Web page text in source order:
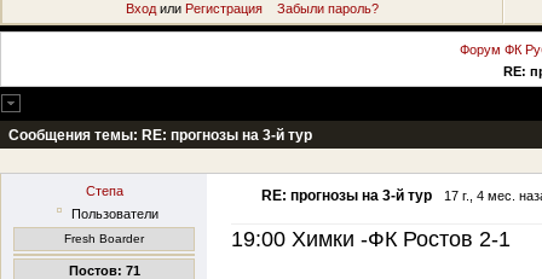
Вход или Регистрация Забыли пароль?
Форум ФК
RE:
Сообщения темы: RE: прогнозы на 3-й тур
Степа
Пользователи
Fresh Boarder
Постов: 71
RE: прогнозы на 3-й тур 17 г., 4 мес.
19:00 Химки -ФК Ростов 2-1